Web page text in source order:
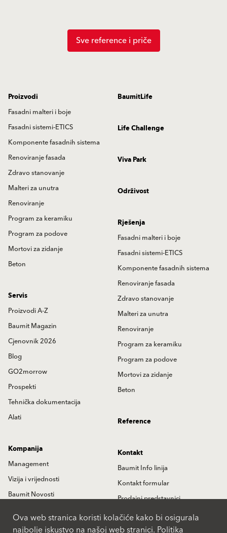
Sve reference i priče
Proizvodi
Fasadni malteri i boje
Fasadni sistemi-ETICS
Komponente fasadnih sistema
Renoviranje fasada
Zdravo stanovanje
Malteri za unutra
Renoviranje
Program za keramiku
Program za podove
Mortovi za zidanje
Beton
BaumitLife
Life Challenge
Viva Park
Održivost
Rješenja
Fasadni malteri i boje
Fasadni sistemi-ETICS
Komponente fasadnih sistema
Renoviranje fasada
Zdravo stanovanje
Malteri za unutra
Renoviranje
Program za keramiku
Program za podove
Mortovi za zidanje
Beton
Servis
Proizvodi A-Z
Baumit Magazin
Cjenovnik 2026
Blog
GO2morrow
Prospekti
Tehnička dokumentacija
Alati
Reference
Kompanija
Management
Vizija i vrijednosti
Baumit Novosti
Kontakt
Baumit Info linija
Kontakt formular
Prodajni predstavnici
Partneri
Lokacije
Ova web stranica koristi kolačiće kako bi osigurala
najbolje iskustvo na našoj web stranici. Politika